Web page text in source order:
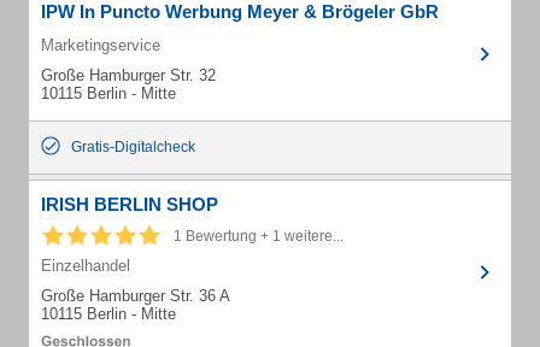
IPW In Puncto Werbung Meyer & Brögeler GbR
Marketingservice
Große Hamburger Str. 32
10115 Berlin - Mitte
Gratis-Digitalcheck
IRISH BERLIN SHOP
1 Bewertung + 1 weitere...
Einzelhandel
Große Hamburger Str. 36 A
10115 Berlin - Mitte